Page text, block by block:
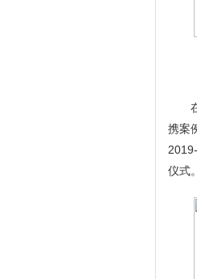
携案
仪式。